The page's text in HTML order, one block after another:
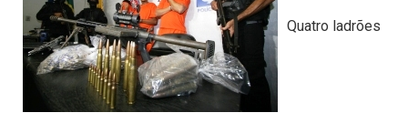
Quatro ladrões